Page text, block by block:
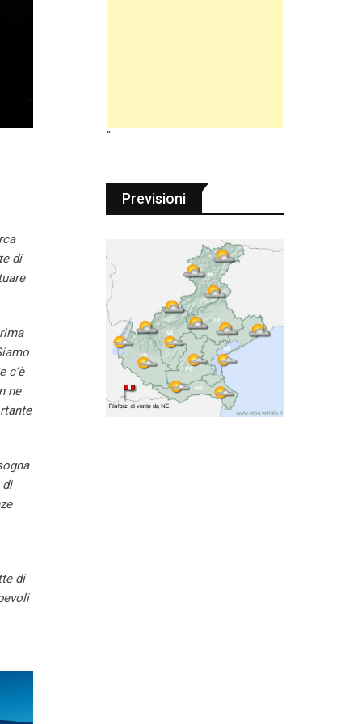
di
c’è
ne
di
di
"
Previsioni